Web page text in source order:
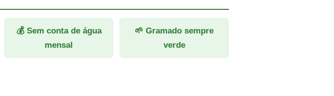
💰 Sem conta de água
mensal
🌱 Gramado sempre
verde